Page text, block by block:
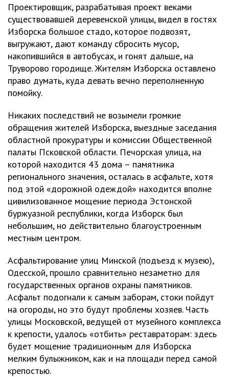
Проектировщик, разрабатывая проект веками
существовавшей деревенской улицы, видел в гостях
Изборска большое стадо, которое подвозят,
выгружают, дают команду сбросить мусор,
накопившийся в автобусах, и гонят дальше, на
Труворово городище. Жителям Изборска оставлено
право думать, куда девать вечно переполненную
помойку.
Никаких последствий не возымели громкие
обращения жителей Изборска, выездные заседания
областной прокуратуры и комиссии Общественной
палаты Псковской области. Печорская улица, на
которой находится 43 дома – памятника
регионального значения, осталась в асфальте, хотя
под этой «дорожной одеждой» находится вполне
цивилизованное мощение периода Эстонской
буржуазной республики, когда Изборск был
небольшим, но действительно благоустроенным
местным центром.
Асфальтирование улиц Минской (подъезд к музею),
Одесской, прошло сравнительно незаметно для
государственных органов охраны памятников.
Асфальт подогнали к самым заборам, стоки пойдут
на огороды, но это будут проблемы хозяев. Часть
улицы Московской, ведущей от музейного комплекса
к крепости, удалось «отбить» реставраторам: здесь
будет мощение традиционным для Изборска
мелким булыжником, как и на площади перед самой
крепостью.